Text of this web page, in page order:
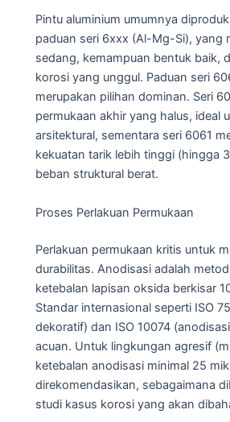
Pintu aluminium umumnya
paduan seri 6xxx (Al-Mg-Si), yang
sedang, kemampuan bentuk baik,
korosi yang unggul. Paduan seri
merupakan pilihan dominan. Seri
permukaan akhir yang halus, ideal
arsitektural, sementara seri 6061
kekuatan tarik lebih tinggi (hingga
beban struktural berat.
Proses Perlakuan Permukaan
Perlakuan permukaan kritis untuk
durabilitas. Anodisasi adalah
ketebalan lapisan oksida berkisar
Standar internasional seperti ISO
dekoratif) dan ISO 10074
acuan. Untuk lingkungan agresif
ketebalan anodisasi minimal 25
direkomendasikan, sebagaimana
studi kasus korosi yang akan